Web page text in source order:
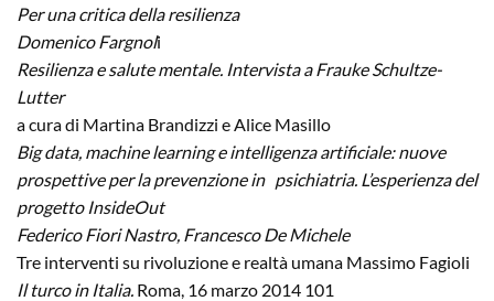
Per una critica della resilienza
Domenico Fargnoli
Resilienza e salute mentale. Intervista a Frauke Schultze-
Lutter
a cura di Martina Brandizzi e Alice Masillo
Big data, machine learning e intelligenza artificiale: nuove
prospettive per la prevenzione in psichiatria. L’esperienza del
progetto InsideOut
Federico Fiori Nastro, Francesco De Michele
Tre interventi su rivoluzione e realtà umana Massimo Fagioli
Il turco in Italia. Roma, 16 marzo 2014 101